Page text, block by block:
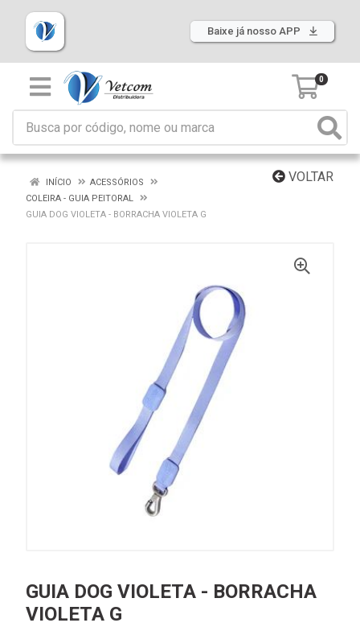
Baixe já nosso APP
0
VOLTAR
INÍCIO
ACESSÓRIOS
COLEIRA - GUIA PEITORAL
GUIA DOG VIOLETA - BORRACHA VIOLETA G
GUIA DOG VIOLETA - BORRACHA
VIOLETA G